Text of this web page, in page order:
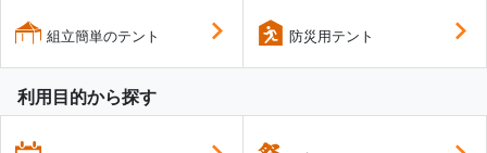
組立簡単のテント 防災用テント
利用目的から探す